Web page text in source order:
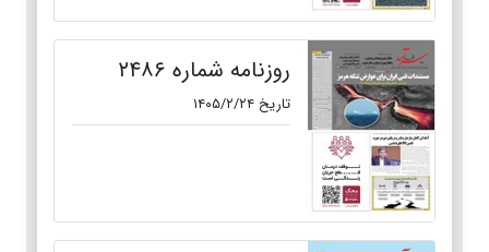
روزنامه شماره ۲۴۸۶
تاریخ ۱۴۰۵/۲/۲۴